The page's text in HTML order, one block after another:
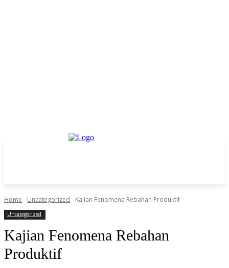
Home Uncategorized Kajian Fenomena Rebahan Produktif
Uncategorized
Kajian Fenomena Rebahan
Produktif